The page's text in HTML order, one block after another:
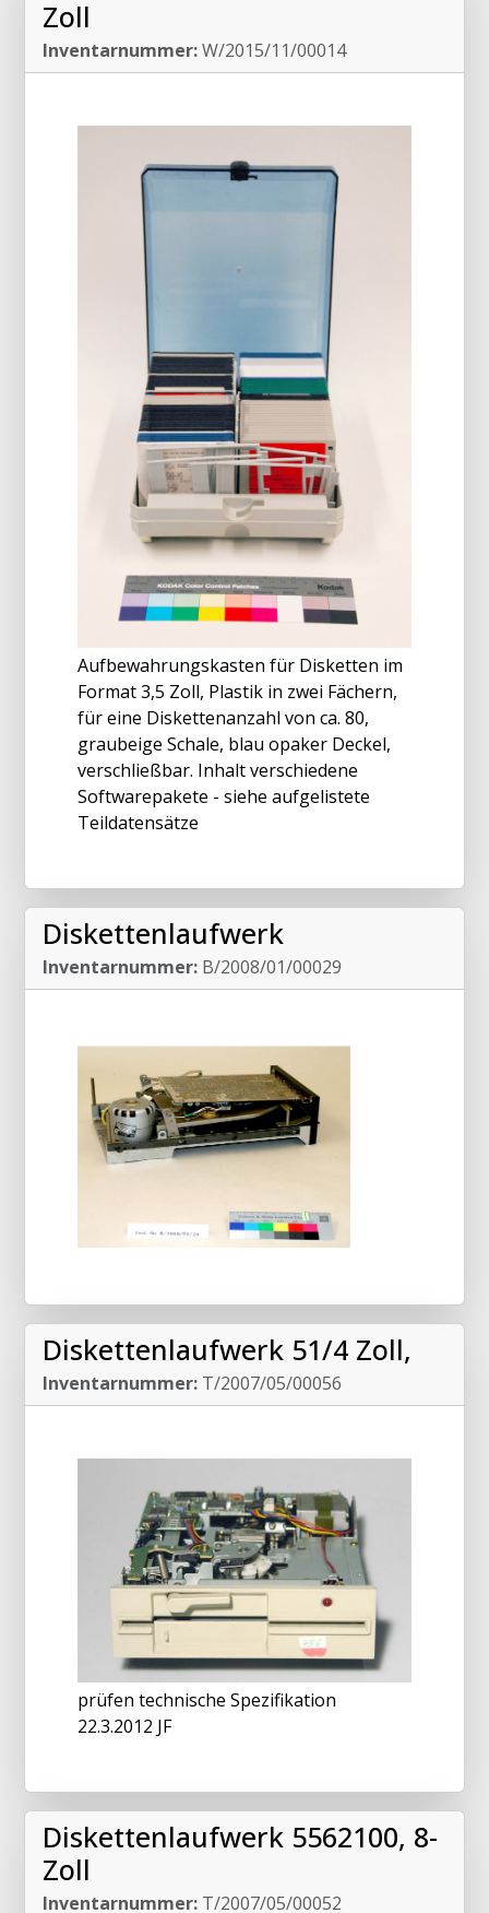
Zoll
Inventarnummer:W/2015/11/00014
Aufbewahrungskasten für Disketten im
Format 3,5 Zoll, Plastik in zwei Fächern,
für eine Diskettenanzahl von ca. 80,
graubeige Schale, blau opaker Deckel,
verschließbar. Inhalt verschiedene
Softwarepakete - siehe aufgelistete
Teildatensätze
Diskettenlaufwerk
Inventarnummer: B/2008/01/00029
Diskettenlaufwerk 51/4 Zoll,
Inventarnummer: T/2007/05/00056
prüfen technische Spezifikation
22.3.2012 JF
Diskettenlaufwerk 5562100, 8-
Zoll
Inventarnummer: T/2007/05/00052